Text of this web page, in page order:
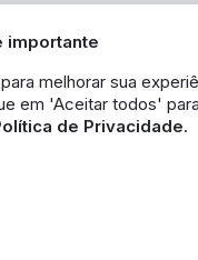
importante
melhorar sua
em 'Aceitar todos'
de Privacidade.
exclusiva da
- CNPJ: 30.356.735/0001-
apresentem